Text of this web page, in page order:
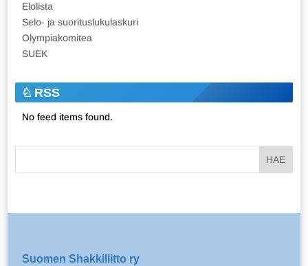
Elolista
Selo- ja suorituslukulaskuri
Olympiakomitea
SUEK
RSS
No feed items found.
Suomen Shakkiliitto ry